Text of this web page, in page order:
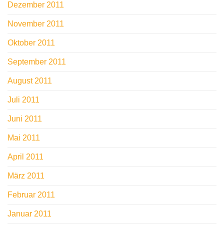
Dezember 2011
November 2011
Oktober 2011
September 2011
August 2011
Juli 2011
Juni 2011
Mai 2011
April 2011
März 2011
Februar 2011
Januar 2011